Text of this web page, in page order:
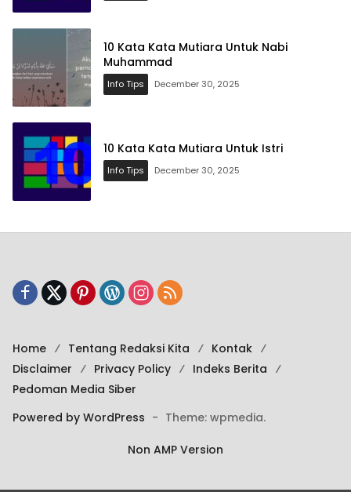
10 Kata Kata Mutiara Untuk Nabi
Muhammad
Info Tips December 30, 2025
10 Kata Kata Mutiara Untuk Istri
Info Tips December 30, 2025
Home Tentang Redaksi Kita
Kontak
Disclaimer
Privacy Policy
Indeks Berita
Pedoman Media Siber
Powered by WordPress - Theme: wpmedia.
Non AMP Version